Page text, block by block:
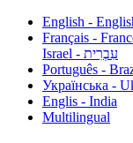
English -
Français -
עִבְרִית - Israel
Português -
Українська -
Englis - India
Multilingual